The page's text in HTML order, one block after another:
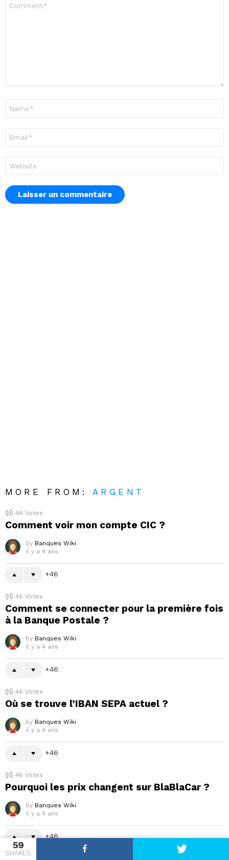
59
SHARES
mail
*
web
MORE FROM:ARGENT
46 Votes
Comment voir mon compte CIC ?
by Banques Wiki
il y a 4 ans
46
46 Votes
Comment se connecter pour la première fois
à la Banque Postale ?
by Banques Wiki
il y a 4 ans
46
46 Votes
Où se trouve l’IBAN SEPA actuel ?
by Banques Wiki
il y a 4 ans
46
46 Votes
Pourquoi les prix changent sur BlaBlaCar ?
by Banques Wiki
il y a 4 ans
46